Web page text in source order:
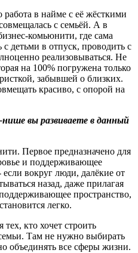
в найме с её жёсткими
с семьёй. А в
где сама
детьми в отпуск, проводить с
реализовываться. Не
на 100% погружена только
забывшей о близких.
красиво, с опорой на
‑нише вы развиваете в данный
Первое предназначено для
и поддерживающее
вокруг люди, далёкие от
назад, даже прилагая
пространство,
легко.
кто хочет строить
Там не нужно выбирать
объединять все сферы жизни.